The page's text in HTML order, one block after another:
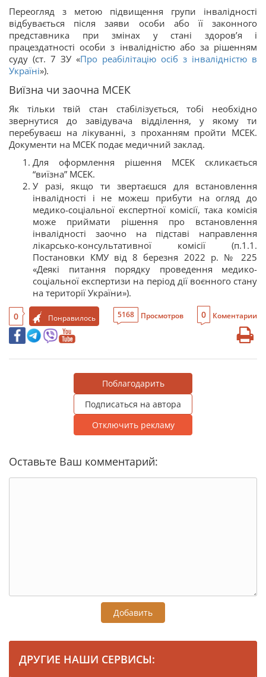
Переогляд з метою підвищення групи інвалідності
відбувається після заяви особи або її законного
представника при змінах у стані здоров’я і
працездатності особи з інвалідністю або за рішенням
суду (ст. 7 ЗУ «Про реабілітацію осіб з інвалідністю в
Україні»).
Виїзна чи заочна МСЕК
Як тільки твій стан стабілізується, тобі необхідно
звернутися до завідувача відділення, у якому ти
перебуваєш на лікуванні, з проханням пройти МСЕК.
Документи на МСЕК подає медичний заклад.
Для оформлення рішення МСЕК скликається
“виїзна” МСЕК.
У разі, якщо ти звертаєшся для встановлення
інвалідності і не можеш прибути на огляд до
медико-соціальної експертної комісії, така комісія
може приймати рішення про встановлення
інвалідності заочно на підставі направлення
лікарсько-консультативної комісії (п.1.1.
Постановки КМУ від 8 березня 2022 р. № 225
«Деякі питання порядку проведення медико-
соціальної експертизи на період дії воєнного стану
на території України»).
0 Понравилось 5168 Просмотров 0 Коментарии
Поблагодарить
Подписаться на автора
Отключить рекламу
Оставьте Ваш комментарий:
Добавить
ДРУГИЕ НАШИ СЕРВИСЫ: